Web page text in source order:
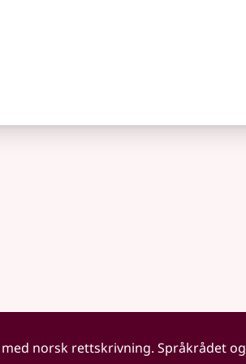
norsk rettskrivning. Språkrådet og